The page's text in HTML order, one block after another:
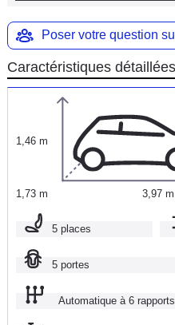
Poser votre question
Caractéristiques détaillées
1,46 m
1,73 m 3,97 m
5 places
5 portes
Automatique à 6 rapports